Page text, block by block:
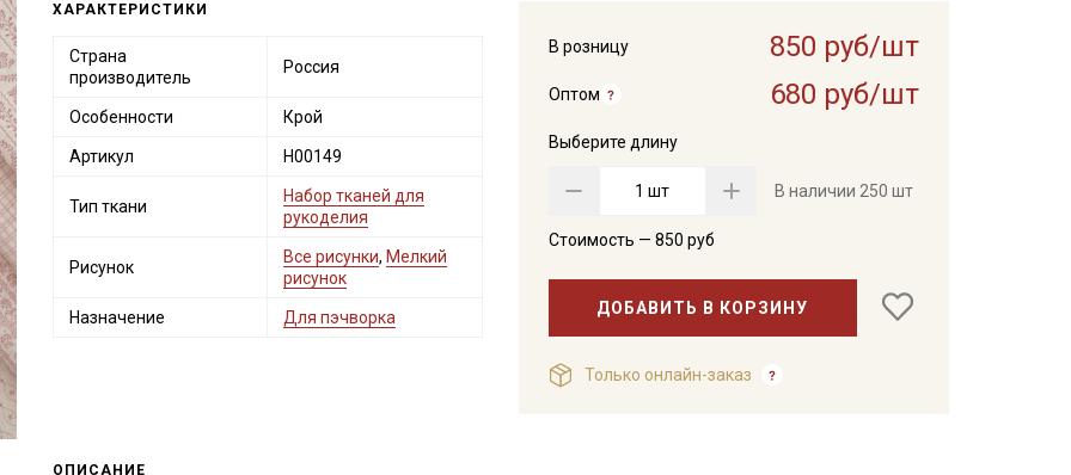
В розницу 850 руб/шт
Оптом 680 руб/шт
Выберите длину
шт В наличии 250 шт
Стоимость — 850 руб
ДОБАВИТЬ В КОРЗИНУ
Только онлайн-заказ
ХАРАКТЕРИСТИКИ
Страна
производитель
Россия
Особенности Крой
Артикул Н00149
Тип ткани
Набор тканей для
рукоделия
Рисунок
Все рисунки, Мелкий
рисунок
Назначение Для пэчворка
ОПИСАНИЕ